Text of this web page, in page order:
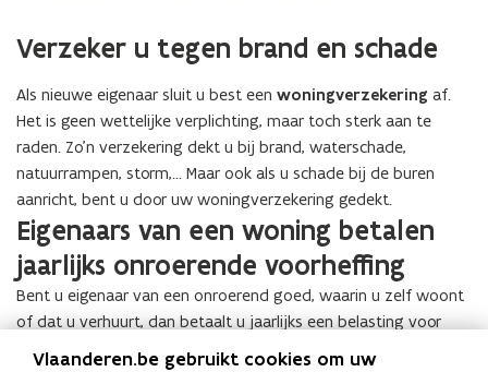
t
ë
l
e
e
b
o
u
w
e
n
n
i
ë
l
g
e
b
o
u
w
e
u
s
r
e
g
e
e
n
h
i
s
r
e
g
l
e
n
Verzeker u tegen brand en schade
Als nieuwe eigenaar sluit u best een woningverzekering af.
Het is geen wettelijke verplichting, maar toch sterk aan te
raden. Zo'n verzekering dekt u bij brand, waterschade,
natuurrampen, storm,... Maar ook als u schade bij de buren
aanricht, bent u door uw woningverzekering gedekt.
Eigenaars van een woning betalen
jaarlijks onroerende voorheffing
Bent u eigenaar van een onroerend goed, waarin u zelf woont
of dat u verhuurt, dan betaalt u jaarlijks een belasting voor
deze woning.
Vlaanderen.be gebruikt cookies om uw